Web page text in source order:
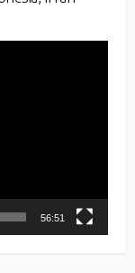
56:51